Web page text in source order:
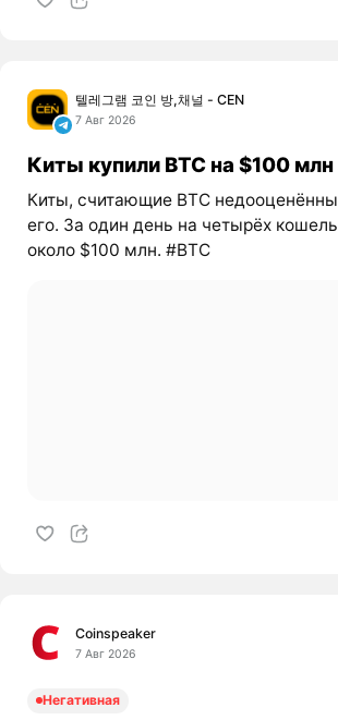
텔레그램 코인 방,채널 - CEN
7 Авг 2026
Киты купили BTC на $100 млн
Киты, считающие BTC
его. За один день на четырёх
около $100 млн. #BTC
Coinspeaker
7 Авг 2026
Негативная